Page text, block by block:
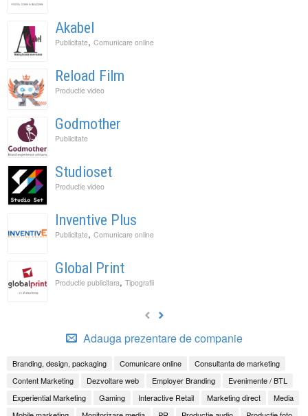
Akabel
Publicitate, Comunicare online
Reload Film
Productie video
Godmother
Publicitate
Studioset
Productie video
Inventive Plus
Publicitate, Comunicare online
Global Print
Productie publicitara, Tipografii
Adauga prezentare de companie
Branding, design, packaging Comunicare online
Consultanta de marketing
Content Marketing
Dezvoltare web Employer Branding
Evenimente / BTL
Experiential Marketing
Gaming Interactive Retail Marketing direct
Media